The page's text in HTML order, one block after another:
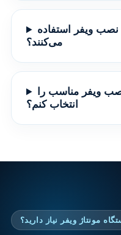
ویفر استفاده
می‌کنند؟
ویفر مناسب را
انتخاب کنم؟
مونتاژ ویفر نیاز دارید؟